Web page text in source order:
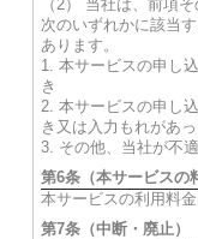
（2） 当社は、前項
次のいずれかに該当
あります。
1. 本サービスの申し
き
2. 本サービスの申し
き又は入力もれがあ
3. その他、当社が不
第6条（本サービスの
本サービスの利用料金
第7条（中断・廃止）